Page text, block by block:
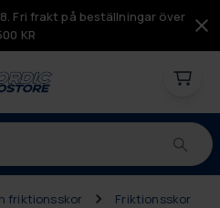
Fri frakt på beställningar över
KR
friktionsskor
Friktionsskor